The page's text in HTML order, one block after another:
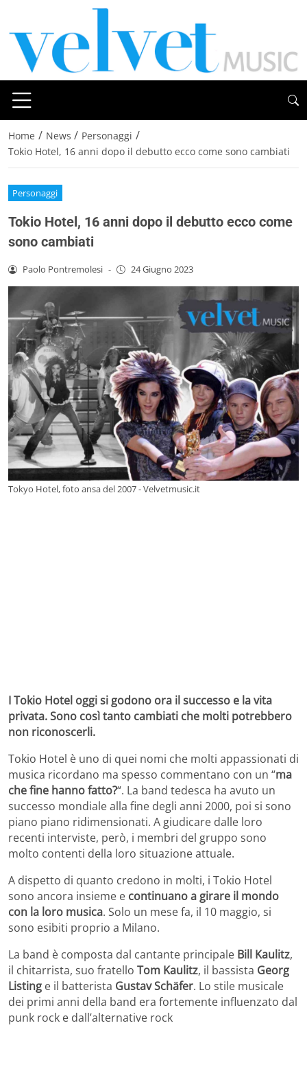
Home / News / Personaggi /
Tokio Hotel, 16 anni dopo il debutto ecco come sono cambiati
Personaggi
Tokio Hotel, 16 anni dopo il debutto ecco come
sono cambiati
Paolo Pontremolesi - 24 Giugno 2023
Tokyo Hotel, foto ansa del 2007 - Velvetmusic.it
I Tokio Hotel oggi si godono ora il successo e la vita
privata. Sono così tanto cambiati che molti potrebbero
non riconoscerli.
Tokio Hotel è uno di quei nomi che molti appassionati di
musica ricordano ma spesso commentano con un “ma
che fine hanno fatto?“. La band tedesca ha avuto un
successo mondiale alla fine degli anni 2000, poi si sono
piano piano ridimensionati. A giudicare dalle loro
recenti interviste, però, i membri del gruppo sono
molto contenti della loro situazione attuale.
A dispetto di quanto credono in molti, i Tokio Hotel
sono ancora insieme e continuano a girare il mondo
con la loro musica. Solo un mese fa, il 10 maggio, si
sono esibiti proprio a Milano.
La band è composta dal cantante principale Bill Kaulitz,
il chitarrista, suo fratello Tom Kaulitz, il bassista Georg
Listing e il batterista Gustav Schäfer. Lo stile musicale
dei primi anni della band era fortemente influenzato dal
punk rock e dall’alternative rock